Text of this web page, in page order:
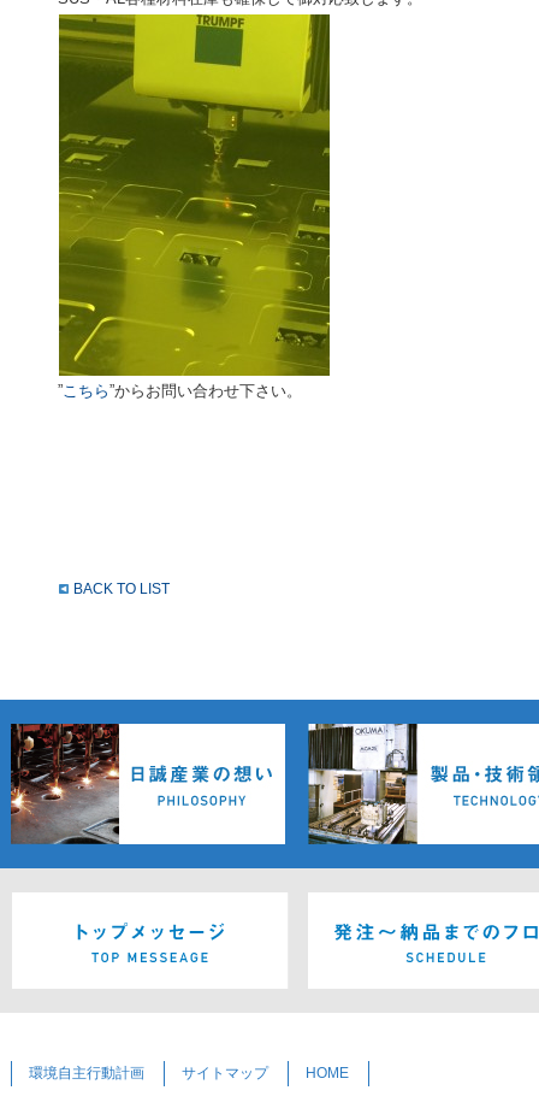
”こちら”からお問い合わせ下さい。
BACK TO LIST
環境自主行動計画 サイトマップ HOME